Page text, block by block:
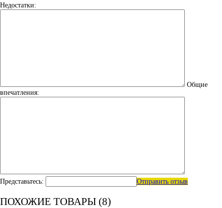
Недостатки:
Общие
впечатления:
Представьтесь: Отправить отзыв
ПОХОЖИЕ ТОВАРЫ (8)